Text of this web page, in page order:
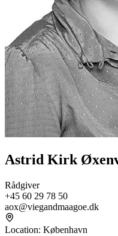
Astrid Kirk
Rådgiver
+45 60 29 78 50
aox@viegandmaagoe.dk
Location: København